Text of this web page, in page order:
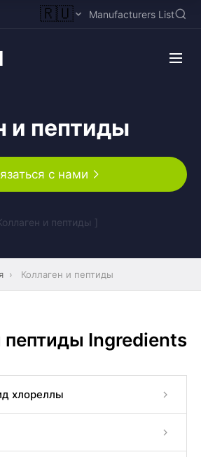
🇷🇺 Manufacturers List
и пептиды
с нами
и пептиды ]
› Коллаген и пептиды
пептиды Ingredients
хлореллы